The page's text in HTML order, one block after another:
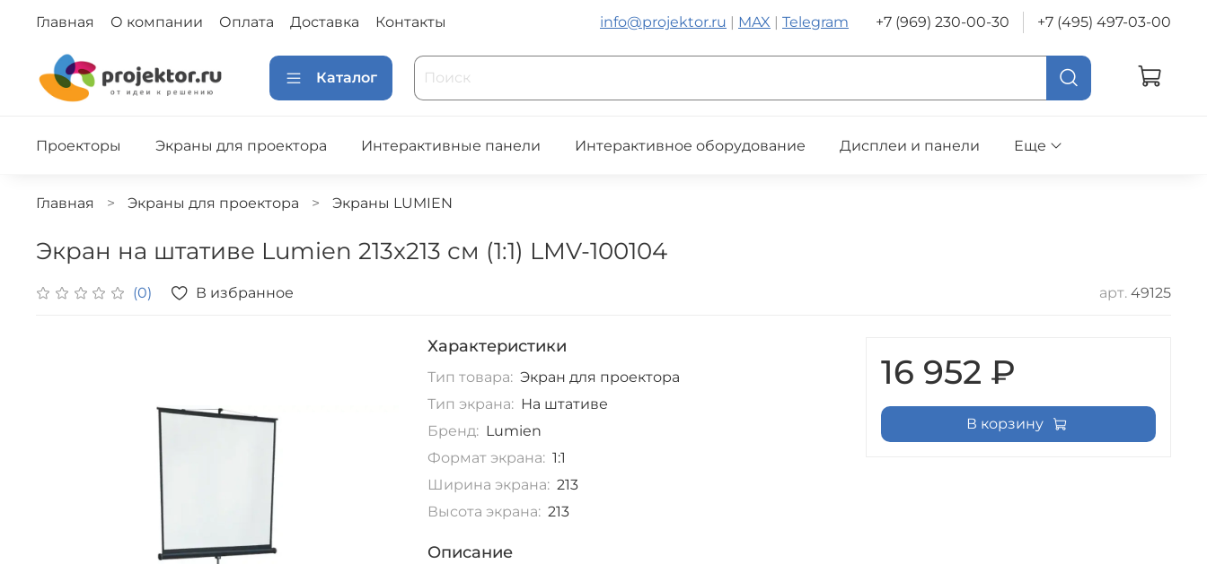
Главная О компании Оплата Доставка Контакты info@projektor.ru MAX Telegram +7 (969) 230-00-30 +7 (495) 497-03-00
Каталог
Проекторы Экраны для проектора Интерактивные панели Интерактивное оборудование Дисплеи и панели Еще
Главная Экраны для проектора Экраны LUMIEN
Экран на штативе Lumien 213x213 см (1:1) LMV-100104
(0) В избранное арт. 49125
Характеристики
Тип товара: Экран для проектора
Тип экрана: На штативе
Бренд: Lumien
Формат экрана: 1:1
Ширина экрана: 213
Высота экрана: 213
Описание
16 952 ₽
В корзину